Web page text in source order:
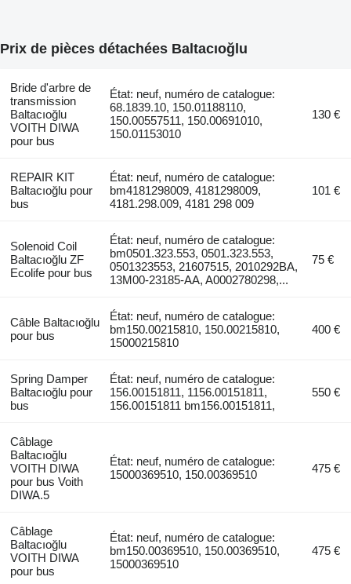
Prix de pièces détachées Baltacıoğlu
Bride d'arbre de
transmission
Baltacıoğlu
VOITH DIWA
pour bus
État: neuf, numéro de catalogue:
68.1839.10, 150.01188110,
150.00557511, 150.00691010,
150.01153010
130 €
REPAIR KIT
Baltacıoğlu pour
bus
État: neuf, numéro de catalogue:
bm4181298009, 4181298009,
4181.298.009, 4181 298 009
101 €
Solenoid Coil
Baltacıoğlu ZF
Ecolife pour bus
État: neuf, numéro de catalogue:
bm0501.323.553, 0501.323.553,
0501323553, 21607515, 2010292BA,
13M00-23185-AA, A0002780298,...
75 €
Câble Baltacıoğlu
pour bus
État: neuf, numéro de catalogue:
bm150.00215810, 150.00215810,
15000215810
400 €
Spring Damper
Baltacıoğlu pour
bus
État: neuf, numéro de catalogue:
156.00151811, 1156.00151811,
156.00151811 bm156.00151811,
550 €
Câblage
Baltacıoğlu
VOITH DIWA
pour bus Voith
DIWA.5
État: neuf, numéro de catalogue:
15000369510, 150.00369510
475 €
Câblage
Baltacıoğlu
VOITH DIWA
pour bus
État: neuf, numéro de catalogue:
bm150.00369510, 150.00369510,
15000369510
475 €